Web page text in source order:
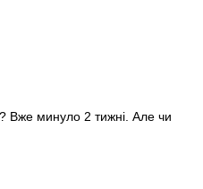
Вже минуло 2 тижні. Але чи